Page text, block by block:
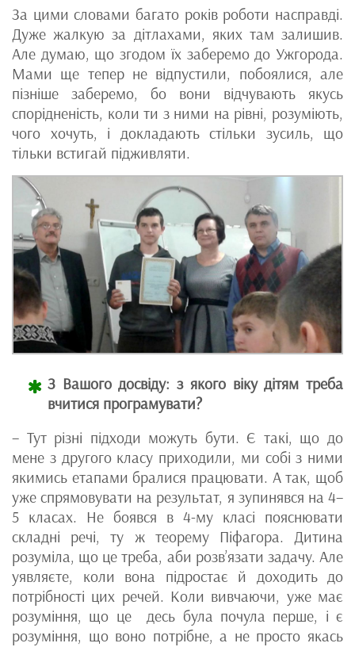
За цими словами багато років роботи насправді.
Дуже жалкую за дітлахами, яких там залишив.
Але думаю, що згодом їх заберемо до Ужгорода.
Мами ще тепер не відпустили, побоялися, але
пізніше заберемо, бо вони відчувають якусь
спорідненість, коли ти з ними на рівні, розуміють,
чого хочуть, і докладають стільки зусиль, що
тільки встигай підживляти.
З Вашого досвіду: з якого віку дітям треба
вчитися програмувати?
– Тут різні підходи можуть бути. Є такі, що до
мене з другого класу приходили, ми собі з ними
якимись етапами бралися працювати. А так, щоб
уже спрямовувати на результат, я зупинявся на 4–
5 класах. Не боявся в 4-му класі пояснювати
складні речі, ту ж теорему Піфагора. Дитина
розуміла, що це треба, аби розв’язати задачу. Але
уявляєте, коли вона підростає й доходить до
потрібності цих речей. Коли вивчаючи, уже має
розуміння, що це десь була почула перше, і є
розуміння, що воно потрібне, а не просто якась